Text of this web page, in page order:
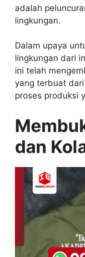
adalah
lingkungan.
Dalam upaya
lingkungan dari
ini telah
yang terbuat
proses produksi
dan